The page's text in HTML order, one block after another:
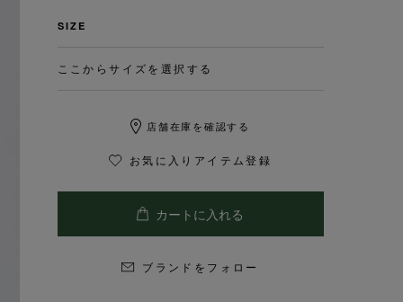
SIZE
ここからサイズを選択する
店舗在庫を確認する
お気に入りアイテム登録
ブランドをフォロー